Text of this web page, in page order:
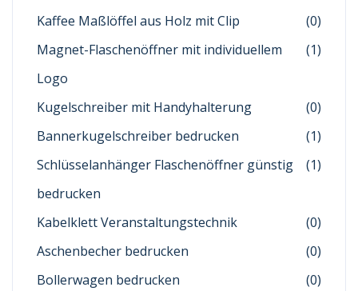
Kaffee Maßlöffel aus Holz mit Clip
(0)
Magnet-Flaschenöffner mit individuellem
Logo
(1)
Kugelschreiber mit Handyhalterung
(0)
Bannerkugelschreiber bedrucken
(1)
Schlüsselanhänger Flaschenöffner günstig
bedrucken
(1)
Kabelklett Veranstaltungstechnik
(0)
Aschenbecher bedrucken
(0)
Bollerwagen bedrucken
(0)